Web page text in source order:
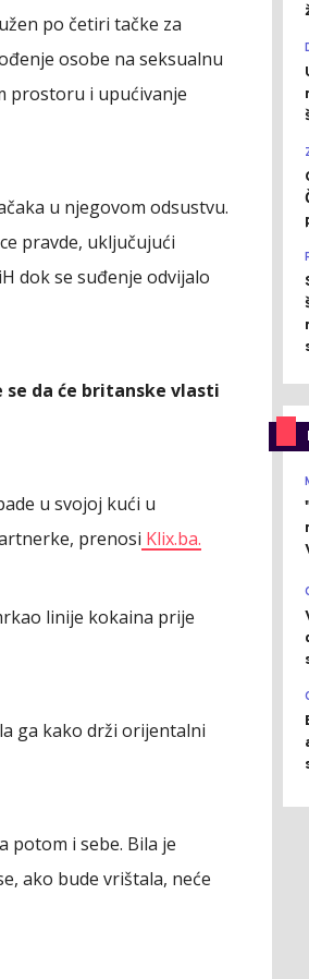
po četiri tačke za
osobe na seksualnu
prostoru i upućivanje
u njegovom odsustvu.
pravde, uključujući
dok se suđenje odvijalo
da će britanske vlasti
u svojoj kući u
prenosi Klix.ba.
linije kokaina prije
ga kako drži orijentalni
potom i sebe. Bila je
ako bude vrištala, neće